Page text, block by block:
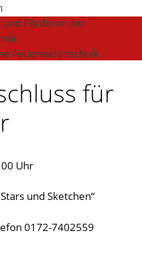
für
Uhr
und Sketchen“
0172-7402559